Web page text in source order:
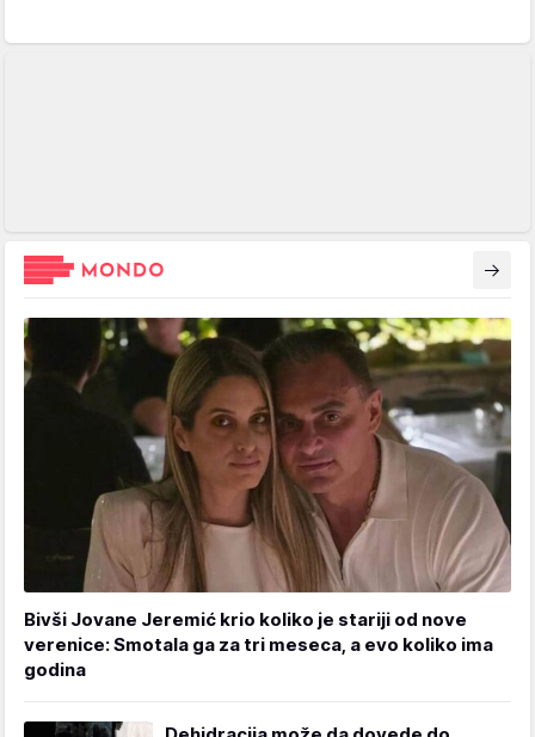
Bivši Jovane Jeremić krio koliko je stariji od nove
verenice: Smotala ga za tri meseca, a evo koliko ima
godina